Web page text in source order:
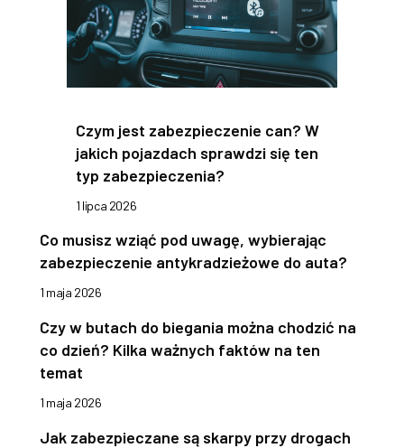
Czym jest zabezpieczenie can? W
jakich pojazdach sprawdzi się ten
typ zabezpieczenia?
1 lipca 2026
Co musisz wziąć pod uwagę, wybierając
zabezpieczenie antykradzieżowe do auta?
1 maja 2026
Czy w butach do biegania można chodzić na
co dzień? Kilka ważnych faktów na ten
temat
1 maja 2026
Jak zabezpieczane są skarpy przy drogach